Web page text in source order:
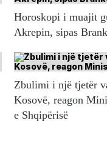
Horoskopi i muajit
Akrepin, sipas
Zbulimi i një tjetër
Kosovë, reagon
e Shqipërisë